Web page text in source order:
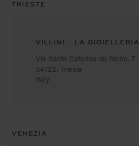
TRIESTE
VILLINI - LA GIOIELLERIA
Via Santa Caterina da Siena, 7
34122, Trieste
Italy
VENEZIA